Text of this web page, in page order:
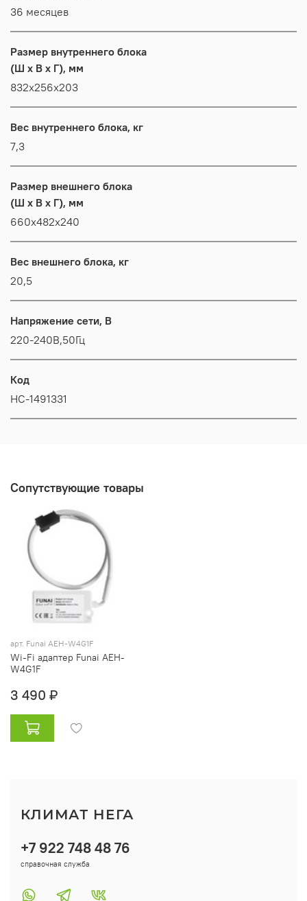
36 месяцев
Размер внутреннего блока
(Ш x В x Г), мм
832x256x203
Вес внутреннего блока, кг
7,3
Размер внешнего блока
(Ш x В x Г), мм
660x482x240
Вес внешнего блока, кг
20,5
Напряжение сети, В
220-240В,50Гц
Код
НС-1491331
Сопутствующие товары
арт. Funai AEH-W4G1F
Wi-Fi адаптер Funai AEH-
W4G1F
3 490 ₽
+7 922 748 48 76
справочная служба
КЛИМАТ НЕГА